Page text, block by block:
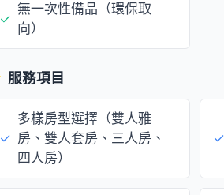
✓
無一次性備品（環保取
向）
服務項目
✓
多樣房型選擇（雙人雅
房、雙人套房、三人房、
四人房）
✓